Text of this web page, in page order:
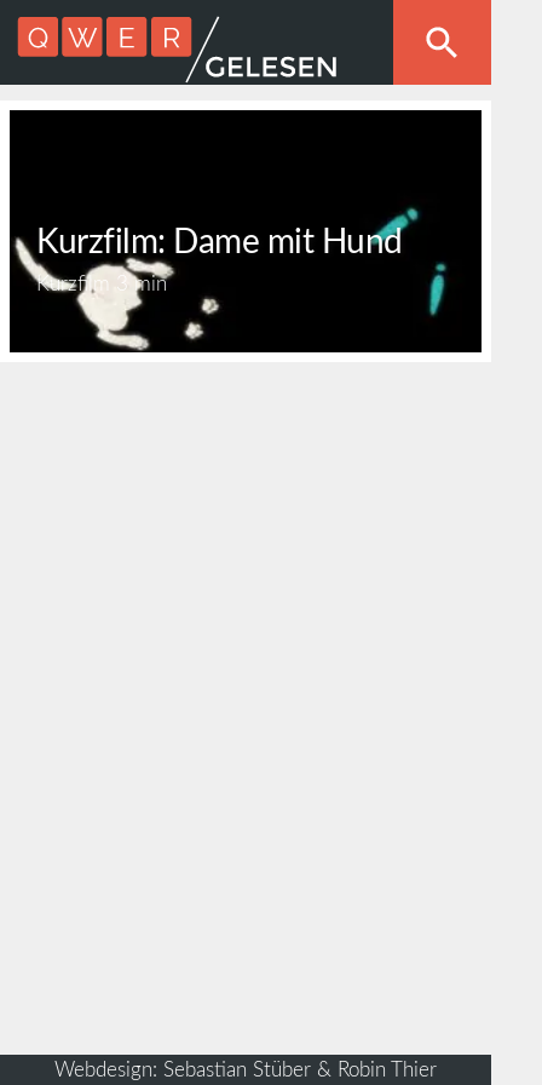
Kurzfilm: Dame mit Hund
Kurzfilm 3 min
Webdesign: Sebastian Stüber & Robin Thier